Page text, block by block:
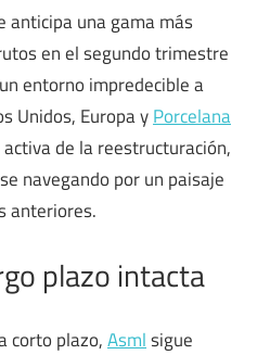
anticipa una gama más
en el segundo trimestre
entorno impredecible a
Unidos, Europa yPorcelana
de la reestructuración,
navegando por un paisaje
anteriores.
plazo intacta
corto plazo,Asmlsigue